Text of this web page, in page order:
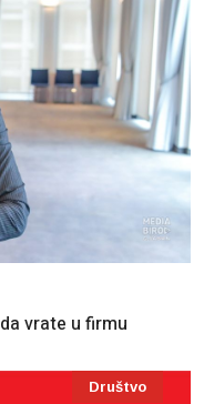
vrate u firmu
Društvo